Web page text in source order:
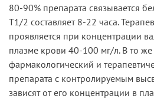
80-90% препарата связывается
T1/2 составляет 8-22 часа.
проявляется при концентрации
плазме крови 40-100 мг/л. В то
фармакологический и
препарата с контролируемым
зависят от его концентрации в